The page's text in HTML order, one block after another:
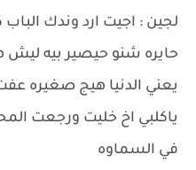
لجين : اجيت ارد وندك
حايره شنو حيصير بيه
يعني الدنيا هيج صغيره
ياكلبي اخ خليت ورجعت
في السماوه